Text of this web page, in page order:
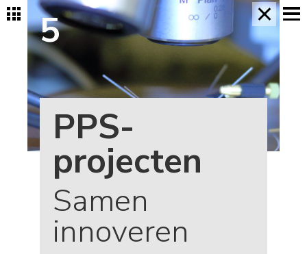
5
PPS-
projecten
Samen
innoveren
×